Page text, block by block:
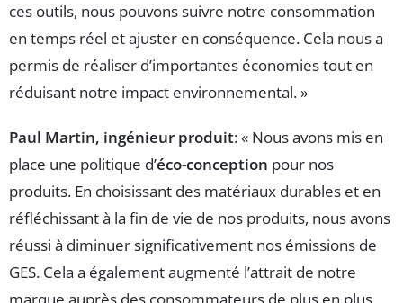
ces outils, nous pouvons suivre notre consommation
en temps réel et ajuster en conséquence. Cela nous a
permis de réaliser d’importantes économies tout en
réduisant notre impact environnemental. »
Paul Martin, ingénieur produit: « Nous avons mis en
place une politique d’éco-conception pour nos
produits. En choisissant des matériaux durables et en
réfléchissant à la fin de vie de nos produits, nous avons
réussi à diminuer significativement nos émissions de
GES. Cela a également augmenté l’attrait de notre